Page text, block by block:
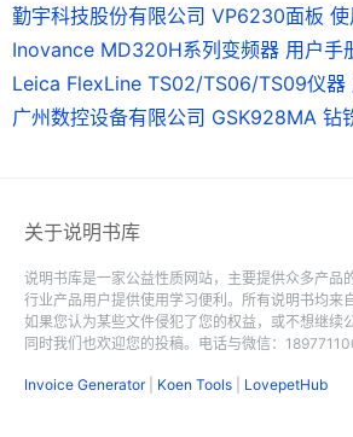
勤宇科技股份有限公司 VP6230面板
Inovance MD320H系列变频器 用户手
Leica FlexLine TS02/TS06/TS09仪器
关于说明书库
说明书库是一家公益性质网站，主要提供众多产品
行业产品用户提供使用学习便利。所有说明书均来
如果您认为某些文件侵犯了您的权益，或不想继续
同时我们也欢迎您的投稿。电话与微信：
Invoice Generator| Koen Tools LovepetHub